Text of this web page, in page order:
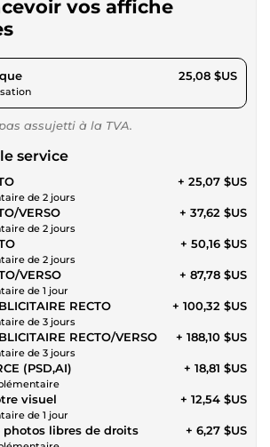
vos affiche
pour 23,11 $US 25,08 $US
assujetti à la TVA.
service
de 2 jours
+ 25,07 $US
VERSO
de 2 jours
+ 37,62 $US
de 2 jours
+ 50,16 $US
VERSO
de 1 jour
+ 87,78 $US
RECTO
de 3 jours
+ 100,32 $US
RECTO/VERSO
de 3 jours
+ 188,10 $US
(PSD,AI) + 18,81 $US
visuel
de 1 jour
+ 12,54 $US
photos libres de droits + 6,27 $US